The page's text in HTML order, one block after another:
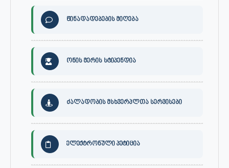
წინადადებების მიღება
ონის მერის სტიპენდია
ძალადობის მსხვერპლთა სერვისები
ელექტრონული პეტიცია